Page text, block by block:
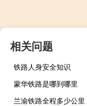
相关问题
铁路人身安全知识
蒙华铁路是哪到哪里
兰渝铁路全程多少公里